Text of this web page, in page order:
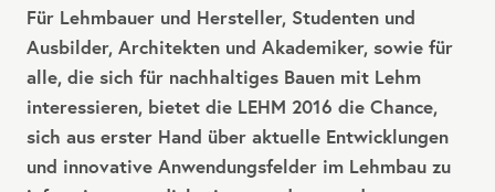
Für Lehmbauer und Hersteller, Studenten und
Ausbilder, Architekten und Akademiker, sowie für
alle, die sich für nachhaltiges Bauen mit Lehm
interessieren, bietet die LEHM 2016 die Chance,
sich aus erster Hand über aktuelle Entwicklungen
und innovative Anwendungsfelder im Lehmbau zu